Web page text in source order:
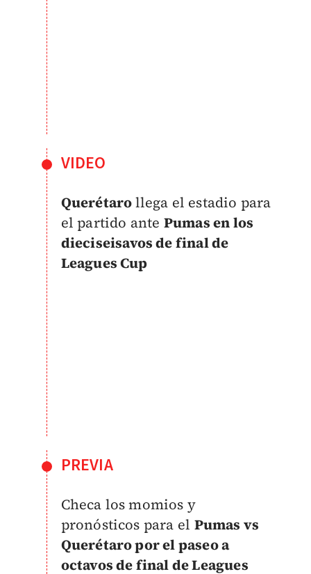
VIDEO
Querétarollega el estadio para
el partido ante Pumas en los
dieciseisavos de final de
Leagues Cup
PREVIA
Checa los momios y
pronósticos para el Pumas vs
Querétaro por el paseo a
octavos de final de Leagues